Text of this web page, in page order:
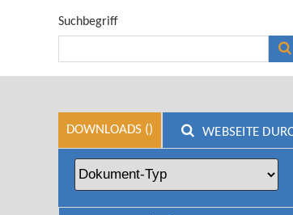
Suchbegriff
DOWNLOADS () WEBSEITE